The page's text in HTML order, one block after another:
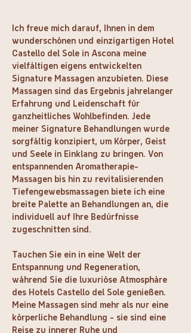
Ich freue mich darauf, Ihnen in dem
wunderschönen und einzigartigen Hotel
Castello del Sole in Ascona meine
vielfältigen eigens entwickelten
Signature Massagen anzubieten. Diese
Massagen sind das Ergebnis jahrelanger
Erfahrung und Leidenschaft für
ganzheitliches Wohlbefinden. Jede
meiner Signature Behandlungen wurde
sorgfältig konzipiert, um Körper, Geist
und Seele in Einklang zu bringen. Von
entspannenden Aromatherapie-
Massagen bis hin zu revitalisierenden
Tiefengewebsmassagen biete ich eine
breite Palette an Behandlungen an, die
individuell auf Ihre Bedürfnisse
zugeschnitten sind.
Tauchen Sie ein in eine Welt der
Entspannung und Regeneration,
während Sie die luxuriöse Atmosphäre
des Hotels Castello del Sole genießen.
Meine Massagen sind mehr als nur eine
körperliche Behandlung - sie sind eine
Reise zu innerer Ruhe und